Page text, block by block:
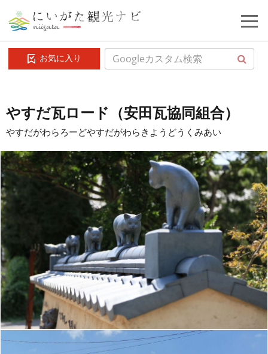
お気に入り
やすだ瓦ロード（安田瓦協同組合）
やすだがわらろーどやすだがわらきようどうくみあい